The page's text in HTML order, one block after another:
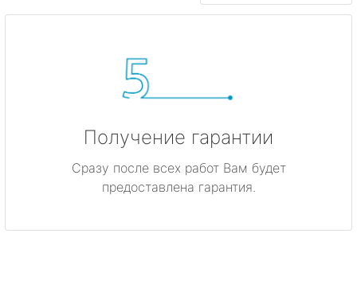
Получение гарантии
Сразу после всех работ Вам будет
предоставлена гарантия.